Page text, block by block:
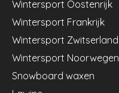
Wintersport Oostenrijk
Wintersport Frankrijk
Wintersport Zwitserland
Wintersport Noorwegen
Snowboard waxen